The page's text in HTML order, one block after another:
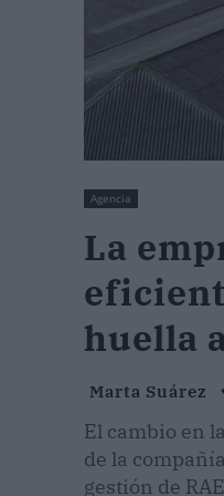
Agencia
La
huella
Marta Suárez
El cambio en
de la compañía
gestión de